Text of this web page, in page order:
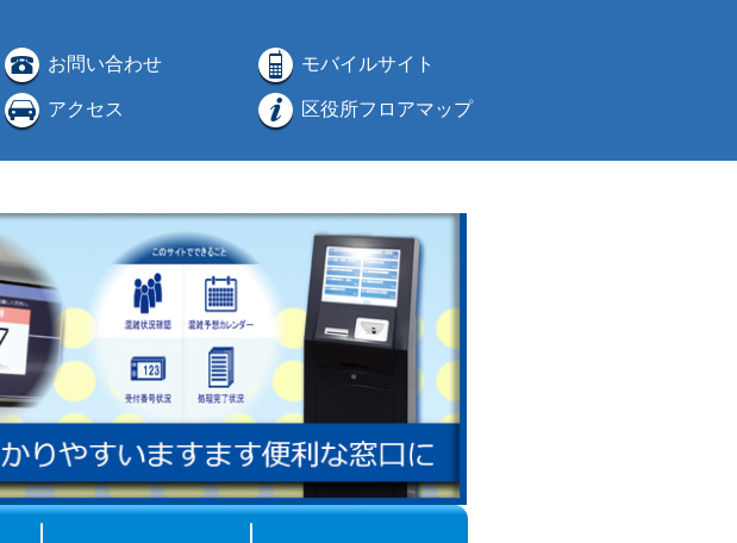
お問い合わせ モバイルサイト
アクセス 区役所フロアマップ